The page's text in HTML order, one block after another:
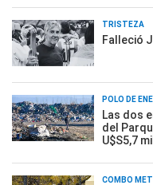
TRISTEZA
Falleció
POLO DE
Las dos
del
U$S5,7
COMBO